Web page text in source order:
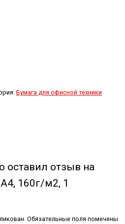
Бумага для офисной техники
оставил отзыв на
160г/м2, 1
Обязательные поля помечены